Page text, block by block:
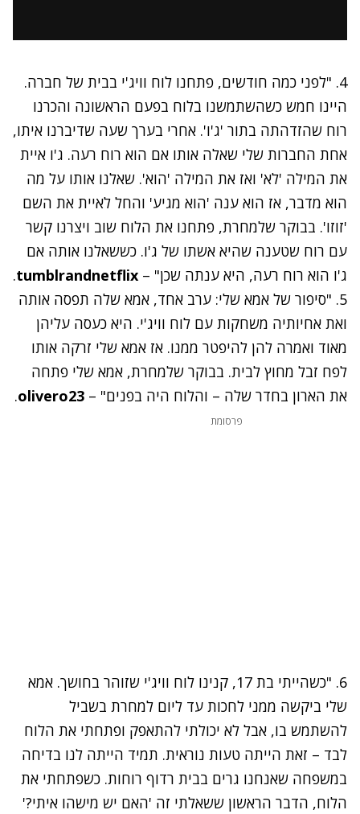
4. "לפני כמה חודשים, פתחנו לוח וויג'י בבית של חברה.
היינו חמש כשהשתמשנו בלוח בפעם הראשונה והכרנו
רוח שהזדהתה בתור 'ג'ו'. אחרי בערך שעה שדיברנו איתו,
אחת החברות שלי שאלה אותו אם הוא רוח רעה. ג'ו איית
את המילה 'לא' ואז את המילה 'הוא'. שאלנו אותו על מה
הוא מדבר, אז הוא ענה 'הוא מגיע' והחל לאיית את השם
'זוזו'. בבוקר שלמחרת, פתחנו את הלוח שוב ויצרנו קשר
עם רוח שטענה שהיא אשתו של ג'ו. כששאלנו אותה אם
ג'ו הוא רוח רעה, היא ענתה שכן" – tumblrandnetflix
.
5. "סיפור של אמא שלי: ערב אחד, אמא שלה תפסה אותה
ואת אחיותיה משחקות עם לוח וויג'י. היא כעסה עליהן
מאוד ואמרה להן להיפטר ממנו. אז אמא שלי זרקה אותו
לפח זבל מחוץ לבית. בבוקר שלמחרת, אמא שלי פתחה
את הארון בחדר שלה – והלוח היה בפנים" – olivero23
.
פרסומת
6. "כשהייתי בת 17, קנינו לוח וויג'י שזוהר בחושך. אמא
שלי ביקשה ממני לחכות עד ליום למחרת בשביל
להשתמש בו, אבל לא יכולתי להתאפק ופתחתי את הלוח
לבד – זאת הייתה טעות נוראית. תמיד הייתה לנו בדיחה
במשפחה שאנחנו גרים בבית רדוף רוחות. כשפתחתי את
הלוח, הדבר הראשון ששאלתי זה 'האם יש מישהו איתי?'